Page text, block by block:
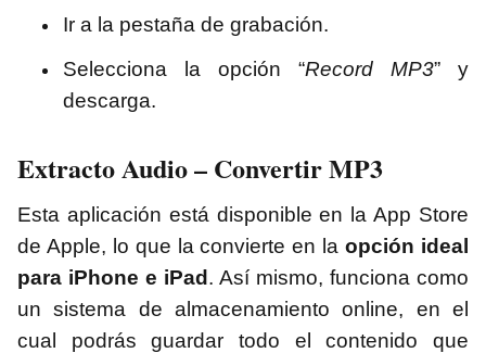
Ir a la pestaña de grabación.
Selecciona la opción “Record MP3” y
descarga.
Extracto Audio – Convertir MP3
Esta aplicación está disponible en la App Store
de Apple, lo que la convierte en laopción ideal
para iPhone e iPad . Así mismo, funciona como
un sistema de almacenamiento online, en el
cual podrás guardar todo el contenido que